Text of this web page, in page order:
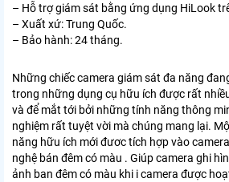
– Hỗ trợ giám sát bằng ứng dụng HiLook
– Xuất xứ: Trung Quốc.
– Bảo hành: 24 tháng.
Những chiếc camera giám sát đa năng
trong những dụng cụ hữu ích được rất
và để mắt tới bởi những tính năng thông
nghiệm rất tuyệt vời mà chúng mang lại.
năng hữu ích mới đươc tích hợp vào
nghệ bán đêm có màu . Giúp camera ghi
ảnh ban đêm có màu khi i camera được